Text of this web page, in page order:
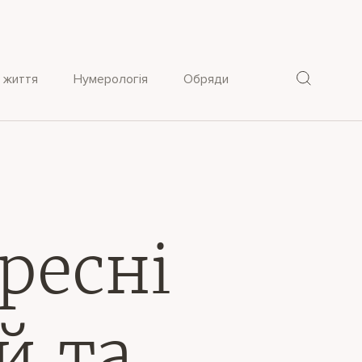
життя Нумерологія Обряди